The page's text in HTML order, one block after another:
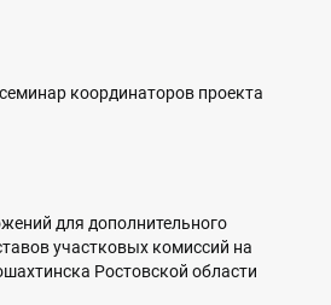
координаторов проекта
для дополнительного
участковых комиссий на
Ростовской области